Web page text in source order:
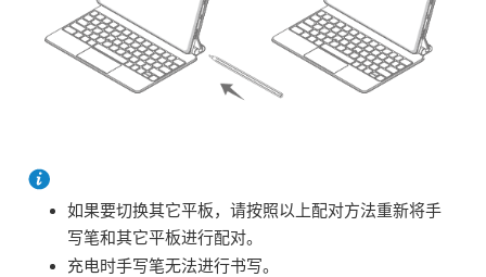
如果要切换其它平板，请按照以上配对方法重新将手
写笔和其它平板进行配对。
充电时手写笔无法进行书写。